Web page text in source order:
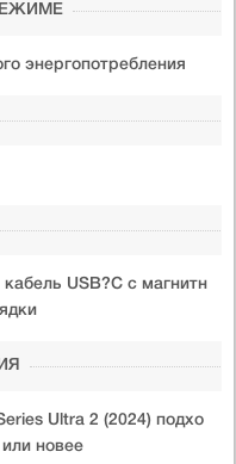
энергопотребления
USB?C с магнитн
Ultra 2 (2024) подхо
новее